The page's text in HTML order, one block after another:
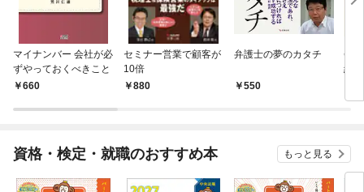
マイナンバー 会社が必
ずやっておくべきこと
660
セミナー営業で顧客が
10倍
880
弁護士の夢のカタチ
550
会
続
資格・検定・就職のおすすめ本 もっと見る